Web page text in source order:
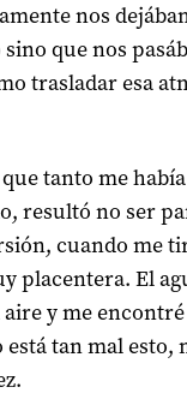
nos
que nos
trasladar esa
tanto me
resultó no ser
cuando me
placentera. El
y me
tan mal esto,